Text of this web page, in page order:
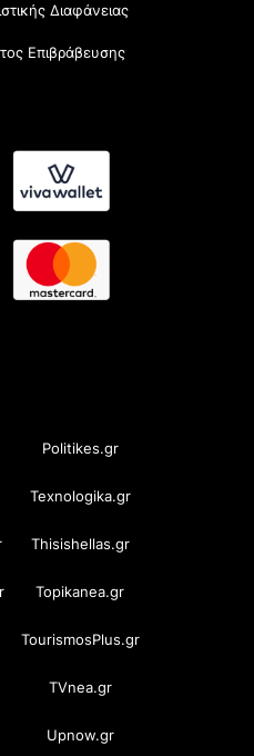
Διαφάνειας
Επιβράβευσης
Politikes.gr
Texnologika.gr
Thisishellas.gr
Topikanea.gr
TourismosPlus.gr
TVnea.gr
Upnow.gr